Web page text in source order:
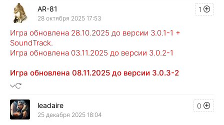
1
AR-81
28 октября 2025 17:53
Игра обновлена 28.10.2025 до версии 3.0.1-1 +
SoundTrack.
Игра обновлена 03.11.2025 до версии 3.0.2-1
Игра обновлена 08.11.2025 до версии 3.0.3-2
0
leadaire
25 декабря 2025 18:04